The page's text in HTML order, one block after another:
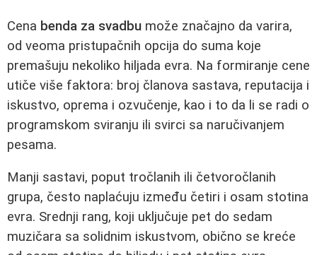
Cena benda za svadbu može značajno da varira,
od veoma pristupačnih opcija do suma koje
premašuju nekoliko hiljada evra. Na formiranje cene
utiče više faktora: broj članova sastava, reputacija i
iskustvo, oprema i ozvučenje, kao i to da li se radi o
programskom sviranju ili svirci sa naručivanjem
pesama.
Manji sastavi, poput tročlanih ili četvoročlanih
grupa, često naplaćuju između četiri i osam stotina
evra. Srednji rang, koji uključuje pet do sedam
muzičara sa solidnim iskustvom, obično se kreće